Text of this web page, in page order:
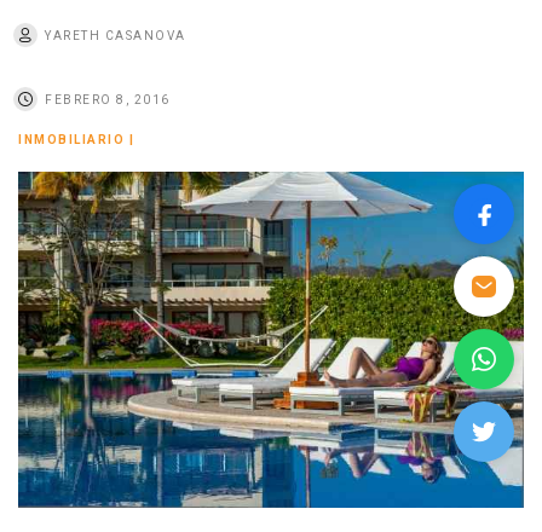
YARETH CASANOVA
FEBRERO 8, 2016
INMOBILIARIO